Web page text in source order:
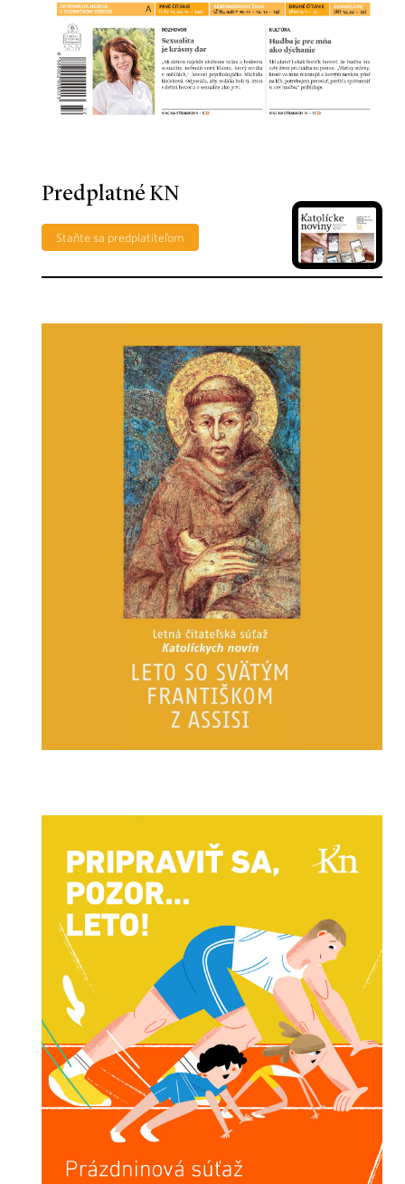
Predplatné KN
Staňte sa predplatiteľom